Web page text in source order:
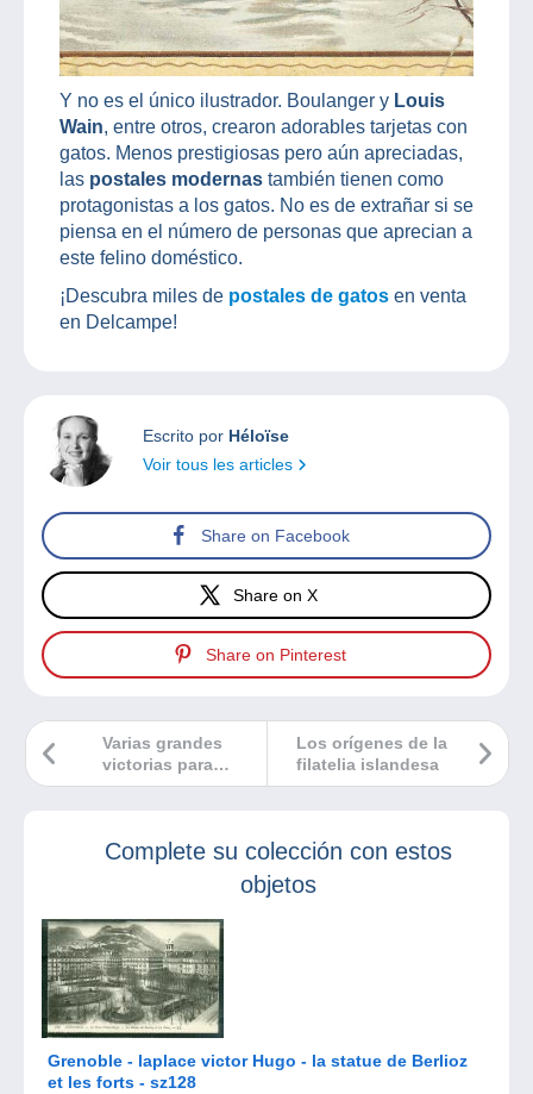
Y no es el único ilustrador. Boulanger y Louis
Wain, entre otros, crearon adorables tarjetas con
gatos. Menos prestigiosas pero aún apreciadas,
las postales modernas también tienen como
protagonistas a los gatos. No es de extrañar si se
piensa en el número de personas que aprecian a
este felino doméstico.
¡Descubra miles de postales de gatos en venta
en Delcampe!
Escrito por Héloïse
Voir tous les articles
Share on Facebook
Share on X
Share on Pinterest
Los orígenes de la
filatelia islandesa
Varias grandes
victorias para
Delcampe en los
Complete su colección con estos
objetos
Grenoble - laplace victor Hugo - la statue de Berlioz
et les forts - sz128